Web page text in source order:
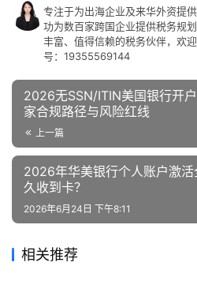
专注于为出海企业及来华外资提
功为数百家跨国企业提供税务规
丰富、值得信赖的税务伙伴，欢
号：19355569144
2026无SSN/ITIN美国银行开
家合规路径与风险红线
上一篇
2026年华美银行个人账户激
久收到卡？
2026年6月24日 下午8:11
相关推荐